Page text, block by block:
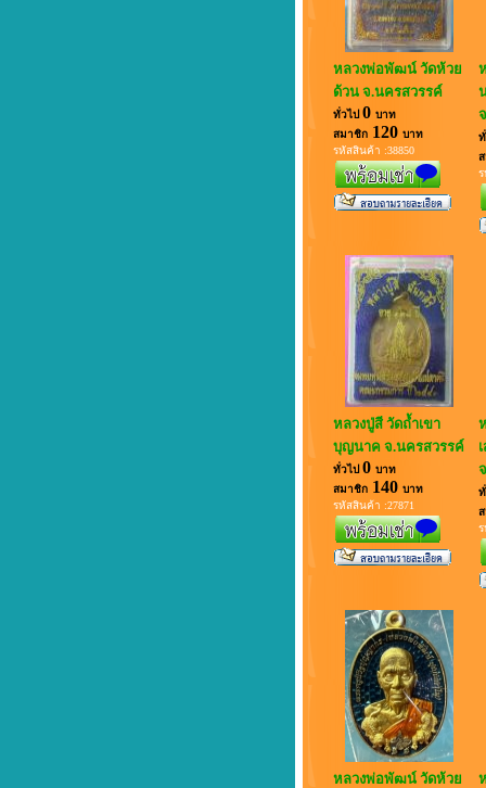
หลวงพ่อพัฒน์ วัดห้วย
ด้วน จ.นครสวรรค์
ทั่วไป 0 บาท
สมาชิก 120 บาท
รหัสสินค้า :38850
หลวงปู่สี วัดถ้ำเขา
บุญนาค จ.นครสวรรค์
ทั่วไป 0 บาท
สมาชิก 140 บาท
รหัสสินค้า :27871
หลวงพ่อพัฒน์ วัดห้วย